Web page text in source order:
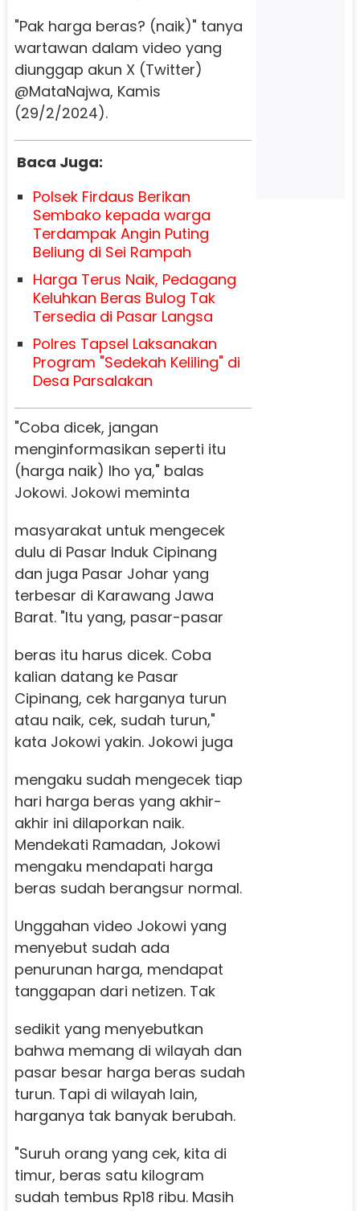
"Pak harga beras? (naik)" tanya
wartawan dalam video yang
diunggap akun X (Twitter)
@MataNajwa, Kamis
(29/2/2024).
Baca Juga:
Polsek Firdaus Berikan
Sembako kepada warga
Terdampak Angin Puting
Beliung di Sei Rampah
Harga Terus Naik, Pedagang
Keluhkan Beras Bulog Tak
Tersedia di Pasar Langsa
Polres Tapsel Laksanakan
Program "Sedekah Keliling" di
Desa Parsalakan
"Coba dicek, jangan
menginformasikan seperti itu
(harga naik) lho ya," balas
Jokowi.Jokowi meminta
masyarakat untuk mengecek
dulu di Pasar Induk Cipinang
dan juga Pasar Johar yang
terbesar di Karawang Jawa
Barat."Itu yang, pasar-pasar
beras itu harus dicek. Coba
kalian datang ke Pasar
Cipinang, cek harganya turun
atau naik, cek, sudah turun,"
kata Jokowi yakin.Jokowi juga
mengaku sudah mengecek tiap
hari harga beras yang akhir-
akhir ini dilaporkan naik.
Mendekati Ramadan, Jokowi
mengaku mendapati harga
beras sudah berangsur normal.
Unggahan video Jokowi yang
menyebut sudah ada
penurunan harga, mendapat
tanggapan dari netizen.Tak
sedikit yang menyebutkan
bahwa memang di wilayah dan
pasar besar harga beras sudah
turun. Tapi di wilayah lain,
harganya tak banyak berubah.
"Suruh orang yang cek, kita di
timur, beras satu kilogram
sudah tembus Rp18 ribu. Masih